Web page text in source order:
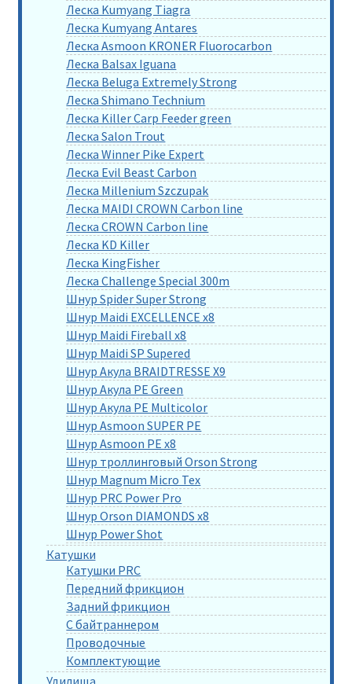
Леска Kumyang Tiagra
Леска Kumyang Antares
Леска Asmoon KRONER Fluorocarbon
Леска Balsax Iguana
Леска Beluga Extremely Strong
Леска Shimano Technium
Леска Killer Carp Feeder green
Леска Salon Trout
Леска Winner Pike Expert
Леска Evil Beast Carbon
Леска Millenium Szczupak
Леска MAIDI CROWN Carbon line
Леска CROWN Carbon line
Леска KD Killer
Леска KingFisher
Леска Challenge Special 300m
Шнур Spider Super Strong
Шнур Maidi EXCELLENCE x8
Шнур Maidi Fireball x8
Шнур Maidi SP Supered
Шнур Акула BRAIDTRESSE X9
Шнур Акула PE Green
Шнур Акула PE Multicolor
Шнур Asmoon SUPER PE
Шнур Asmoon PE x8
Шнур троллинговый Orson Strong
Шнур Magnum Micro Tex
Шнур PRC Power Pro
Шнур Orson DIAMONDS x8
Шнур Power Shot
Катушки
Катушки PRC
Передний фрикцион
Задний фрикцион
С байтраннером
Проводочные
Комплектующие
Удилища